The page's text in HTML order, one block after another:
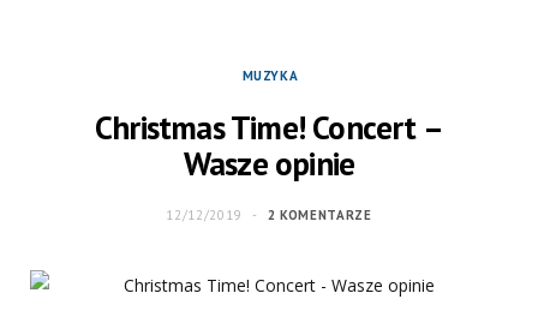
MUZYKA
Christmas Time! Concert –
Wasze opinie
12/12/2019 2 KOMENTARZE